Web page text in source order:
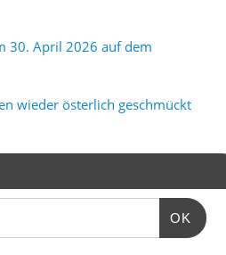
30. April 2026 auf dem
wieder österlich geschmückt
OK